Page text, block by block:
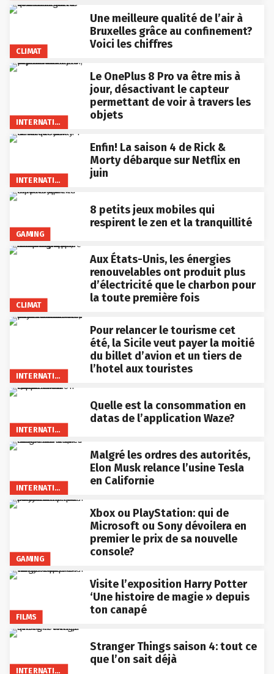
CLIMAT
Une meilleure qualité de l’air à
Bruxelles grâce au confinement?
Voici les chiffres
INTERNATIONAL
Le OnePlus 8 Pro va être mis à
jour, désactivant le capteur
permettant de voir à travers les
objets
INTERNATIONAL
Enfin! La saison 4 de Rick &
Morty débarque sur Netflix en
juin
GAMING
8 petits jeux mobiles qui
respirent le zen et la tranquillité
CLIMAT
Aux États-Unis, les énergies
renouvelables ont produit plus
d’électricité que le charbon pour
la toute première fois
INTERNATIONAL
Pour relancer le tourisme cet
été, la Sicile veut payer la moitié
du billet d’avion et un tiers de
l’hotel aux touristes
INTERNATIONAL
Quelle est la consommation en
datas de l’application Waze?
INTERNATIONAL
Malgré les ordres des autorités,
Elon Musk relance l’usine Tesla
en Californie
GAMING
Xbox ou PlayStation: qui de
Microsoft ou Sony dévoilera en
premier le prix de sa nouvelle
console?
FILMS
Visite l’exposition Harry Potter
‘Une histoire de magie » depuis
ton canapé
INTERNATIONAL
Stranger Things saison 4: tout ce
que l’on sait déjà